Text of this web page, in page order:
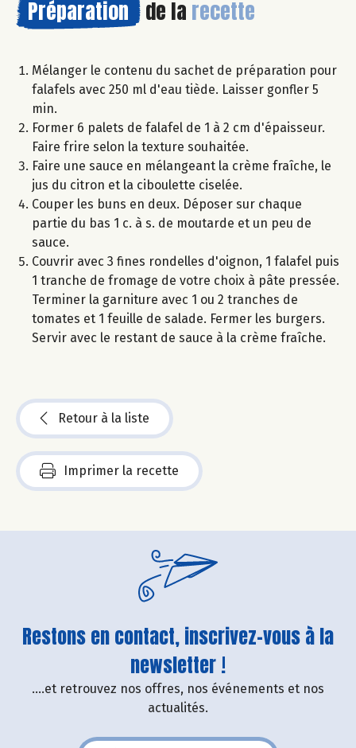
Préparation de la recette
Mélanger le contenu du sachet de préparation pour
falafels avec 250 ml d'eau tiède. Laisser gonfler 5
min.
Former 6 palets de falafel de 1 à 2 cm d'épaisseur.
Faire frire selon la texture souhaitée.
Faire une sauce en mélangeant la crème fraîche, le
jus du citron et la ciboulette ciselée.
Couper les buns en deux. Déposer sur chaque
partie du bas 1 c. à s. de moutarde et un peu de
sauce.
Couvrir avec 3 fines rondelles d'oignon, 1 falafel puis
1 tranche de fromage de votre choix à pâte pressée.
Terminer la garniture avec 1 ou 2 tranches de
tomates et 1 feuille de salade. Fermer les burgers.
Servir avec le restant de sauce à la crème fraîche.
Retour à la liste
Imprimer la recette
Restons en contact, inscrivez-vous à la
newsletter !
....et retrouvez nos offres, nos événements et nos
actualités.